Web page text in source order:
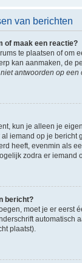
van berichten
of maak een reactie?
te plaatsen of
kan aanmaken, de
antwoorden op een
kun je alleen je
iemand op je
heeft, evenmin als
zodra er iemand
bericht?
moet je er
plaatst).